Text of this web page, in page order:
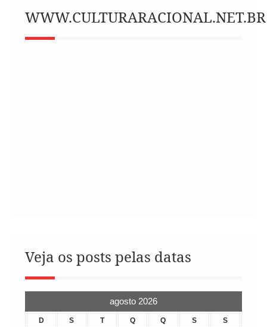
WWW.CULTURARACIONAL.NET.BR
Veja os posts pelas datas
agosto 2026
D S T Q Q S
S